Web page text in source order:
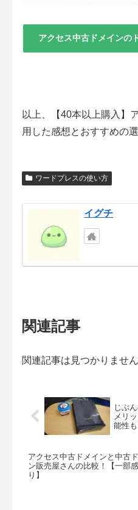
アクセス中古ドメインの
以上、【40本以上購入】
用した感想とおすすめの
ワードプレスの使い方
イグチ
関連記事
関連記事は見つかりません
じぶ
メリ
能性も
アクセス中古ドメインと中古
ン販売屋さんの比較！【一部
り】